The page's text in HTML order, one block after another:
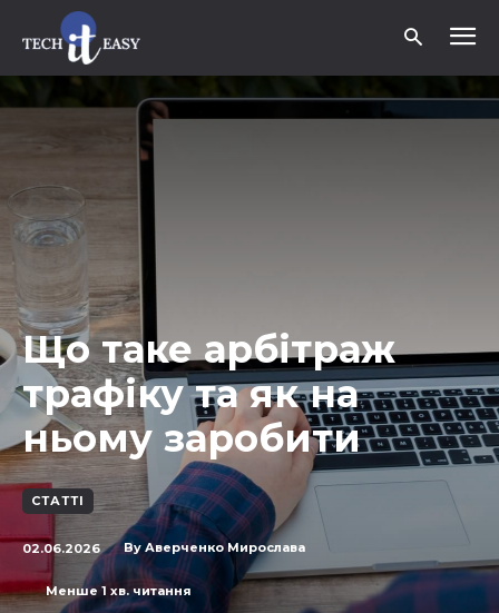
Що таке арбітраж
трафіку та як на
ньому заробити
СТАТТІ
02.06.2026 By Аверченко Мирослава
Менше 1 хв. читання